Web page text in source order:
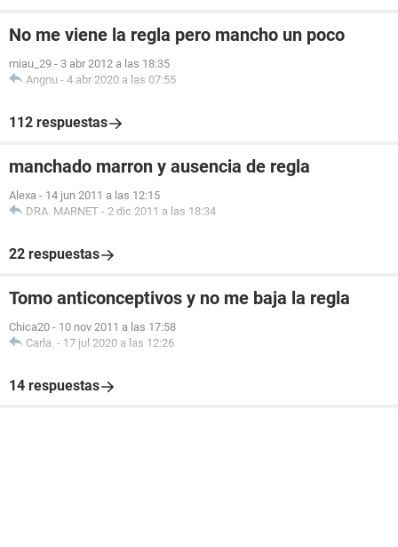
No me viene la regla pero mancho un poco
miau_29 - 3 abr 2012 a las 18:35
Angnu - 4 abr 2020 a las 07:55
112 respuestas
manchado marron y ausencia de regla
Alexa - 14 jun 2011 a las 12:15
DRA. MARNET - 2 dic 2011 a las 18:34
22 respuestas
Tomo anticonceptivos y no me baja la regla
Chica20 - 10 nov 2011 a las 17:58
Carla. - 17 jul 2020 a las 12:26
14 respuestas